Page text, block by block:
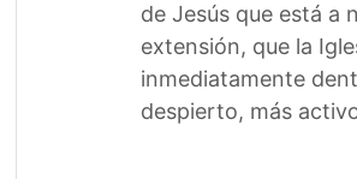
de Jesús que está a
extensión, que la
inmediatamente
despierto, más